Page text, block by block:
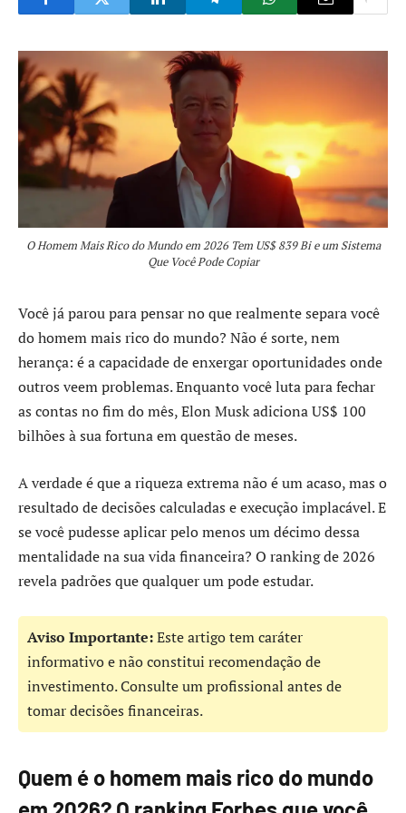
O Homem Mais Rico do Mundo em 2026 Tem US$ 839 Bi e um Sistema
Que Você Pode Copiar
Você já parou para pensar no que realmente separa você
do homem mais rico do mundo? Não é sorte, nem
herança: é a capacidade de enxergar oportunidades onde
outros veem problemas. Enquanto você luta para fechar
as contas no fim do mês, Elon Musk adiciona US$ 100
bilhões à sua fortuna em questão de meses.
A verdade é que a riqueza extrema não é um acaso, mas o
resultado de decisões calculadas e execução implacável. E
se você pudesse aplicar pelo menos um décimo dessa
mentalidade na sua vida financeira? O ranking de 2026
revela padrões que qualquer um pode estudar.
Aviso Importante:Este artigo tem caráter
informativo e não constitui recomendação de
investimento. Consulte um profissional antes de
tomar decisões financeiras.
Quem é o homem mais rico do mundo